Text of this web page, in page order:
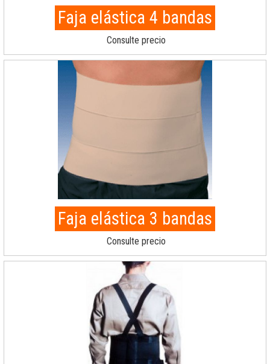
Faja elástica 4 bandas
Consulte precio
Faja elástica 3 bandas
Consulte precio